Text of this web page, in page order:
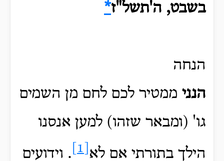
בשבט, ה'תשל"ז*
הנחה
הנני ממטיר לכם לחם מן השמים
גו' (ומבאר שזהו) למען אנסנו
הילך בתורתי אם לא
. וידועים